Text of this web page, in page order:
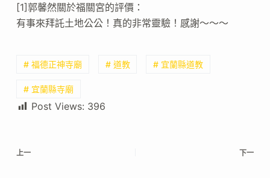
[1]郭馨然關於福關宮的評價：
有事來拜託土地公公！真的非常靈驗！感謝～～～
# 福德正神寺廟 # 道教 # 宜蘭縣道教
# 宜蘭縣寺廟
Post Views: 396
上一 下一